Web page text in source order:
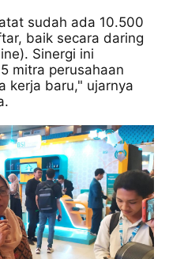
sudah ada 10.500
baik secara daring
Sinergi ini
mitra perusahaan
kerja baru," ujarnya